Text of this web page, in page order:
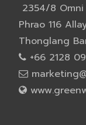
2354/8 Omni
Phrao 116
Thonglang
+66 2128